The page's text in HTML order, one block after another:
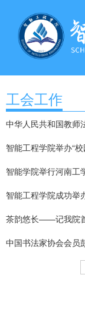
工会工作
中华人民共和国教师
智能工程学院举办“
广”活动
智能学院举行河南工
举工作
智能工程学院成功举
茶韵悠长——记我院
中国书法家协会会员